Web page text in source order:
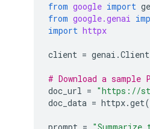
from google import
from google.genai
import httpx
client = genai .Client
# Download a sample
doc_url = "https://
doc_data = httpx.get(